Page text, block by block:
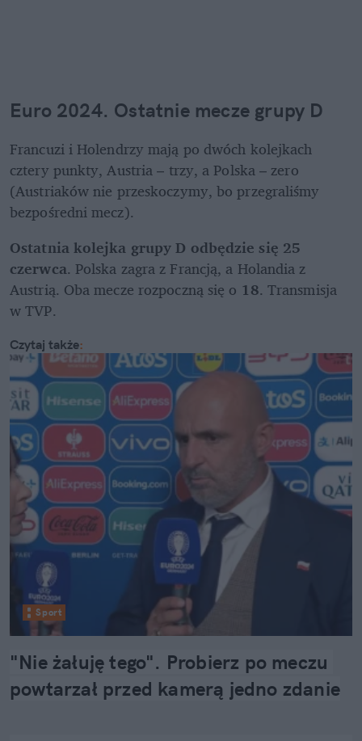
Euro 2024. Ostatnie mecze grupy D
Francuzi i Holendrzy mają po dwóch kolejkach
cztery punkty, Austria – trzy, a Polska – zero
(Austriaków nie przeskoczymy, bo przegraliśmy
bezpośredni mecz).
Ostatnia kolejka grupy D odbędzie się 25
czerwca. Polska zagra z Francją, a Holandia z
Austrią. Oba mecze rozpoczną się o 18. Transmisja
w TVP.
Czytaj także:
Sport
"Nie żałuję tego". Probierz po meczu
powtarzał przed kamerą jedno zdanie